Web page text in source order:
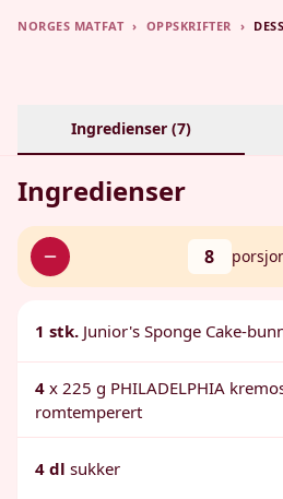
NORGES MATFAT › OPPSKRIFTER ›
Ingredienser (7)
Ingredienser
8
1 stk. Junior's Sponge Cake-
4 x 225 g PHILADELPHIA
romtemperert
4 dl sukker